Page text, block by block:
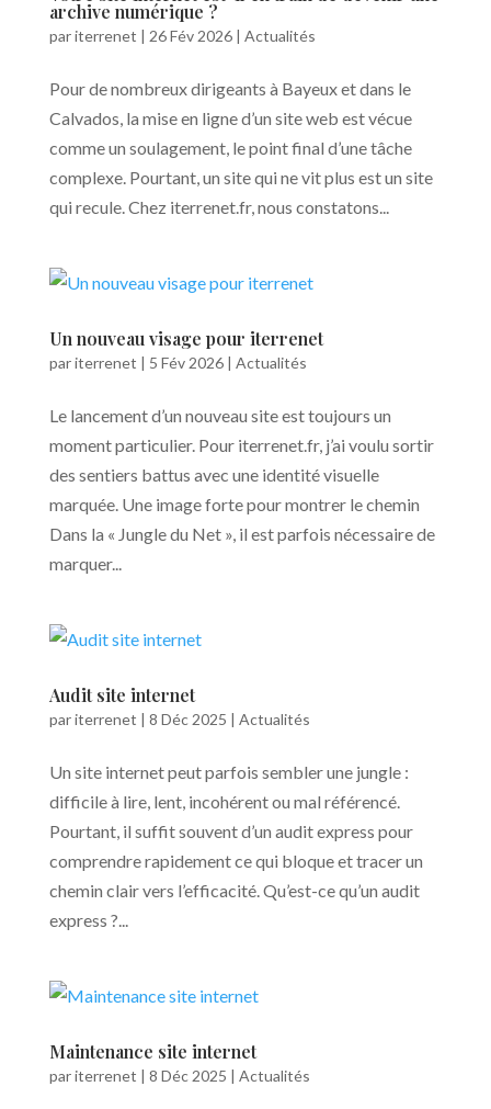
archive numérique ?
pariterrenet | 26 Fév 2026| Actualités
Pour de nombreux dirigeants à Bayeux et dans le
Calvados, la mise en ligne d’un site web est vécue
comme un soulagement, le point final d’une tâche
complexe. Pourtant, un site qui ne vit plus est un site
qui recule. Chez iterrenet.fr, nous constatons...
Un nouveau visage pour iterrenet
pariterrenet | 5 Fév 2026| Actualités
Le lancement d’un nouveau site est toujours un
moment particulier. Pour iterrenet.fr, j’ai voulu sortir
des sentiers battus avec une identité visuelle
marquée. Une image forte pour montrer le chemin
Dans la « Jungle du Net », il est parfois nécessaire de
marquer...
Audit site internet
pariterrenet | 8 Déc 2025 | Actualités
Un site internet peut parfois sembler une jungle :
difficile à lire, lent, incohérent ou mal référencé.
Pourtant, il suffit souvent d’un audit express pour
comprendre rapidement ce qui bloque et tracer un
chemin clair vers l’efficacité. Qu’est-ce qu’un audit
express ?...
Maintenance site internet
pariterrenet | 8 Déc 2025 | Actualités